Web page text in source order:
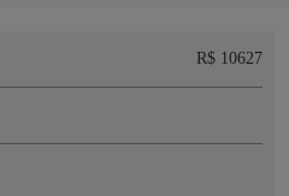
R$ 10627